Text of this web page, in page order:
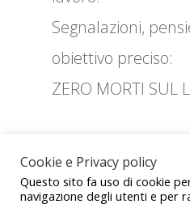
Segnalazioni,
obiettivo preciso:
ZERO MORTI SUL
ZE
Cookie e Privacy policy
Questo sito fa uso di cookie
navigazione degli utenti e per